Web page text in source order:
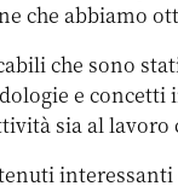
che abbiamo
che sono
e
sia al lavoro